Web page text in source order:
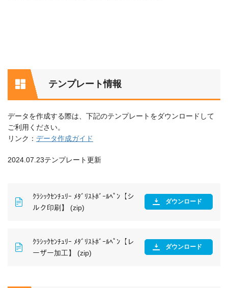
テンプレート情報
データを作成する際は、下記のテンプレートをダウンロードして
ご利用ください。
リンク： データ作成ガイド
2024.07.23テンプレート更新
ｸﾗｼｯｸｾﾝﾁｭﾘｰ ﾒﾀﾞﾘｽﾄﾎﾞｰﾙﾍﾟﾝ【シ
ルク印刷】 (zip)
ダウンロード
ｸﾗｼｯｸｾﾝﾁｭﾘｰ ﾒﾀﾞﾘｽﾄﾎﾞｰﾙﾍﾟﾝ【レ
ーザー加工】 (zip)
ダウンロード